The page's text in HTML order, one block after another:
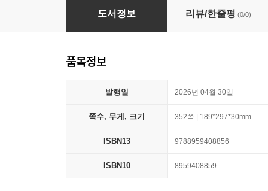
포도빛 바람이 불어오는 곳, 부르고뉴 (큰글자도
도서정보 리뷰/한줄평 (0/0)
품목정보
발행일 2026년 04월 30일
쪽수, 무게, 크기 352쪽 | 189*297*30mm
ISBN13 9788959408856
ISBN10 8959408859